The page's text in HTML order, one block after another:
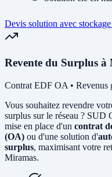
Devis solution avec stockage
Revente du Surplus à
Contrat EDF OA • Revenus
Vous souhaitez revendre
surplus sur le réseau ? SUD
mise en place d'un contrat
(OA) ou d'une solution d'
surplus, maximisant votre
Miramas.